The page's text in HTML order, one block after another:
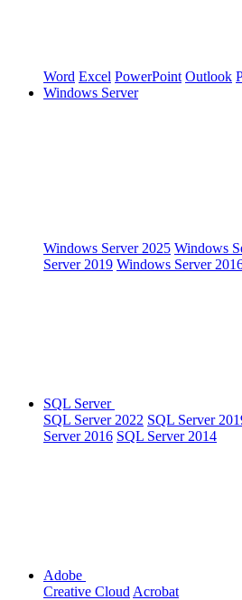
Word Excel PowerPoint Outlook
Windows Server
Windows Server 2025 Windows
Server 2019 Windows Server
SQL Server
SQL Server 2022 SQL Server
Server 2016 SQL Server 2014
Adobe
Creative Cloud Acrobat